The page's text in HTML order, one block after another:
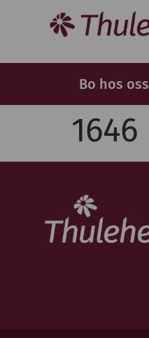
Bo hos oss
1646